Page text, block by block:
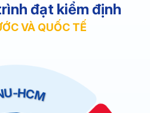
đạt kiểm định
VÀ QUỐC TẾ